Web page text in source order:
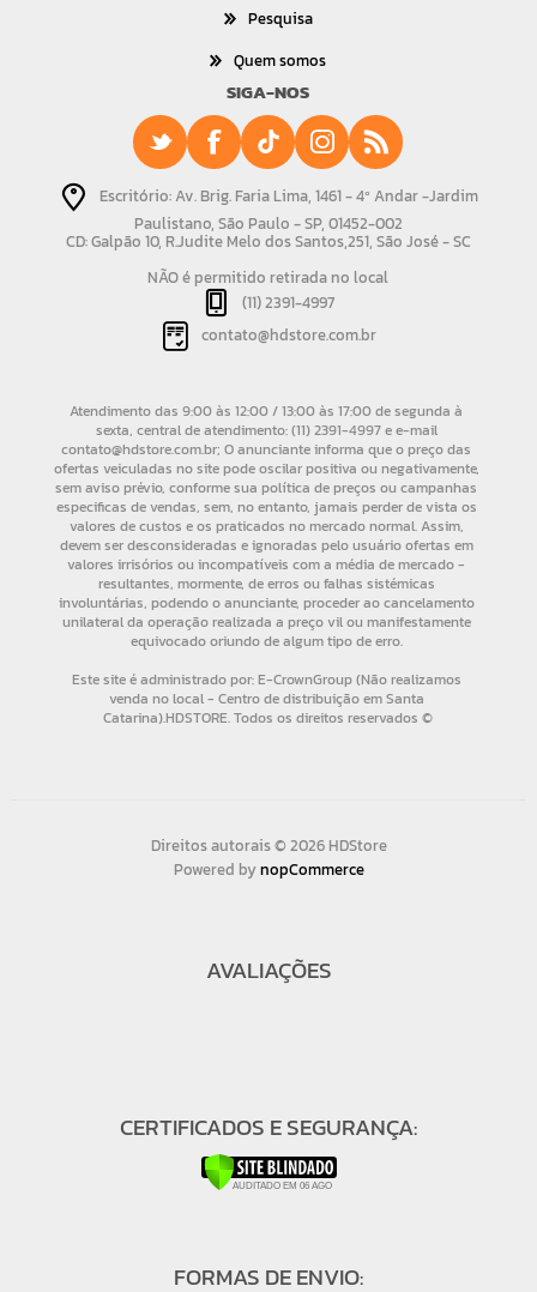
Pesquisa
Quem somos
SIGA-NOS
Escritório: Av. Brig. Faria Lima, 1461 - 4º Andar -Jardim
Paulistano, São Paulo - SP, 01452-002
CD: Galpão 10, R.Judite Melo dos Santos,251, São José - SC
NÃO é permitido retirada no local
(11) 2391-4997
contato@hdstore.com.br
Direitos autorais © 2026 HDStore
Powered bynopCommerce
AVALIAÇÕES
CERTIFICADOS E SEGURANÇA:
FORMAS DE ENVIO: